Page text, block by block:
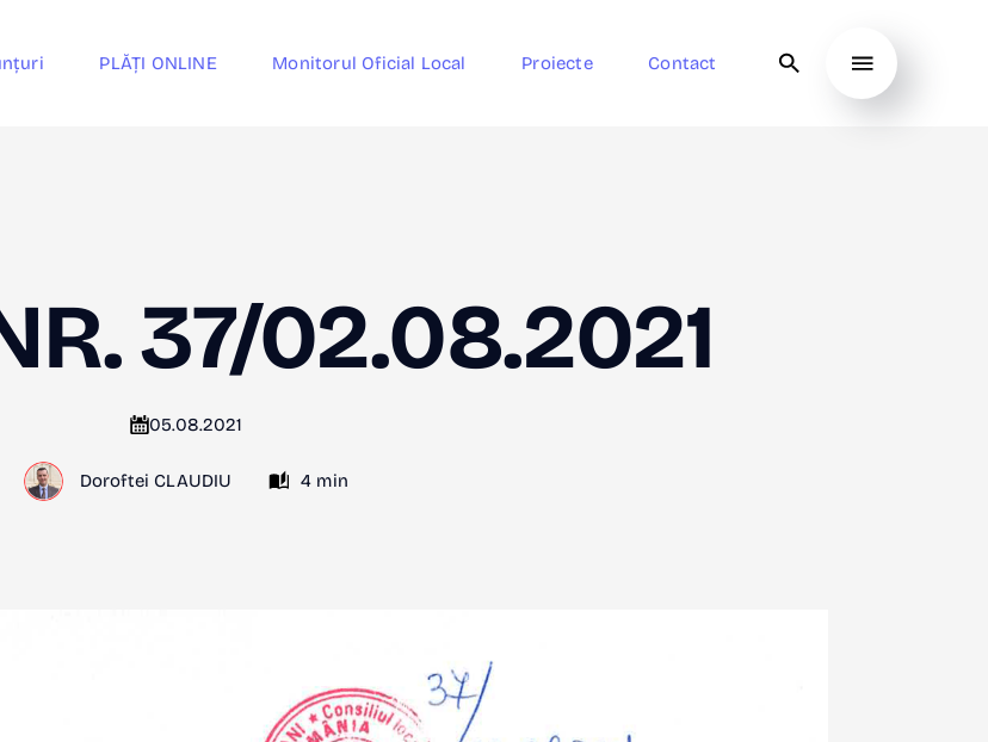
PLĂȚI ONLINE Monitorul Oficial Local Proiecte Contact
37/02.08.2021
05.08.2021
Doroftei CLAUDIU 4 min